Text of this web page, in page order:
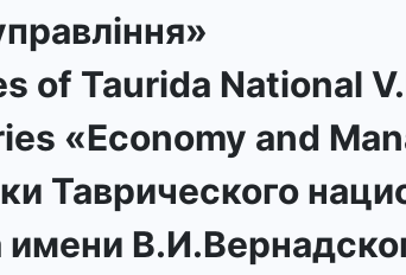
of Taurida National
«Economy and
Таврического
имени